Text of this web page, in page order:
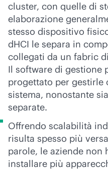
cluster, con quelle di
elaborazione
stesso dispositivo
dHCI le separa in
collegati da un fabric
Il software di gestione
progettato per gestirle
sistema, nonostante
separate.
Offrendo scalabilità
risulta spesso più
parole, le aziende non
installare più